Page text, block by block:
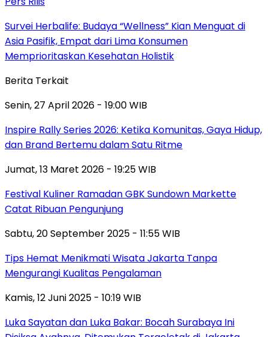
Survei Herbalife: Budaya “Wellness” Kian Menguat di
Asia Pasifik, Empat dari Lima Konsumen
Memprioritaskan Kesehatan Holistik
Berita Terkait
Senin, 27 April 2026 - 19:00 WIB
Inspire Rally Series 2026: Ketika Komunitas, Gaya Hidup,
dan Brand Bertemu dalam Satu Ritme
Jumat, 13 Maret 2026 - 19:25 WIB
Festival Kuliner Ramadan GBK Sundown Markette
Catat Ribuan Pengunjung
Sabtu, 20 September 2025 - 11:55 WIB
Tips Hemat Menikmati Wisata Jakarta Tanpa
Mengurangi Kualitas Pengalaman
Kamis, 12 Juni 2025 - 10:19 WIB
Luka Sayatan dan Luka Bakar: Bocah Surabaya Ini